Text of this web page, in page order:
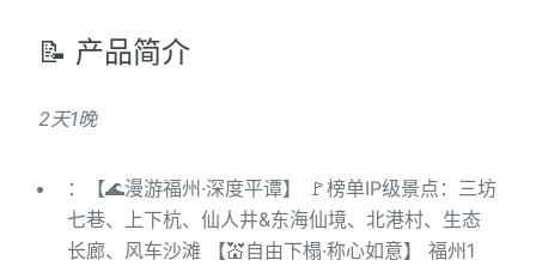
📝 产品简介
2天1晚
：【🌊漫游福州·深度平谭】 🚩榜单IP级景点：三坊
七巷、上下杭、仙人井&东海仙境、北港村、生态
长廊、风车沙滩 【💒自由下榻·称心如意】 福州1